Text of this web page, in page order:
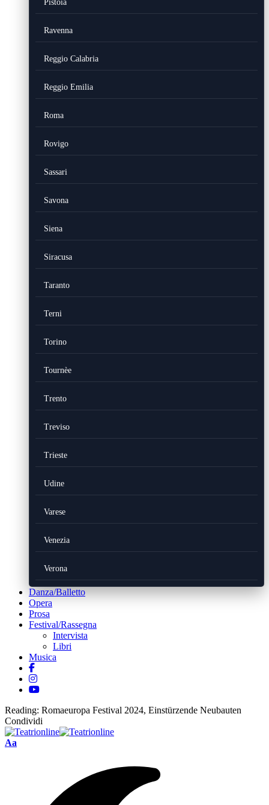
Pistoia
Ravenna
Reggio Calabria
Reggio Emilia
Roma
Rovigo
Sassari
Savona
Siena
Siracusa
Taranto
Terni
Torino
Tournèe
Trento
Treviso
Trieste
Udine
Varese
Venezia
Verona
Danza/Balletto
Opera
Prosa
Festival/Rassegna
Intervista
Libri
Musica
Reading: Romaeuropa Festival 2024, Einstürzende Neubauten
Condividi
Font
Aa